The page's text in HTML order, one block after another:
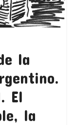
la
El
la